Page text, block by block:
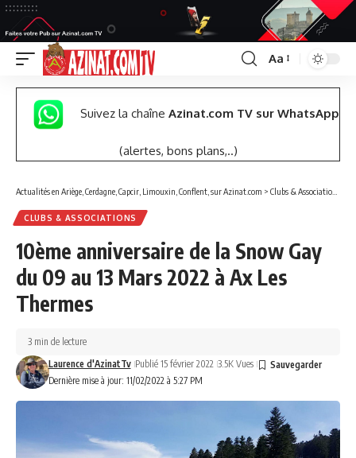
Font
Resizer
Aa
Suivez la chaîne Azinat.com TV sur WhatsApp
(alertes, bons plans,..)
Actualités en Ariège, Cerdagne, Capcir, Limouxin, Conflent, sur Azinat.com > Clubs & Associations
CLUBS & ASSOCIATIONS
10ème anniversaire de la Snow Gay
du 09 au 13 Mars 2022 à Ax Les
Thermes
Dernière mise à jour: 11/02/2022 à 5:27 PM
Laurence d'AzinatTv Publié 15 février 2022 3.5K Vues
3 min de lecture